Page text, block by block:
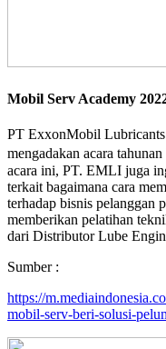
Mobil Serv Academy
PT ExxonMobil
mengadakan acara
acara ini, PT. EMLI juga
terkait bagaimana cara
terhadap bisnis
memberikan pelatihan
dari Distributor Lube
Sumber :
https://
mobil-serv-beri-solusi-